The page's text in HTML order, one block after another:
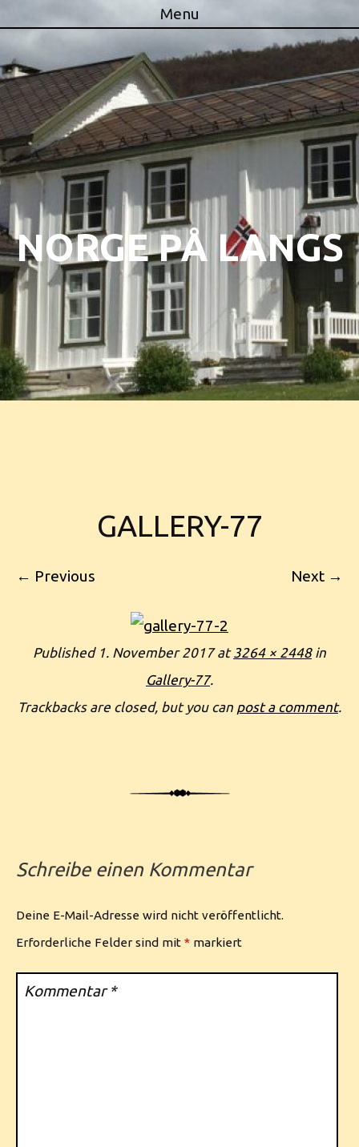
Menu
Skip to content
NORGE PÅ LANGS
GALLERY-77
← Previous Next →
Published 1. November 2017at3264 × 2448in
Gallery-77.
Trackbacks are closed, but you can post a comment.
Schreibe einen Kommentar
Deine E-Mail-Adresse wird nicht veröffentlicht.
Erforderliche Felder sind mit * markiert
Kommentar*